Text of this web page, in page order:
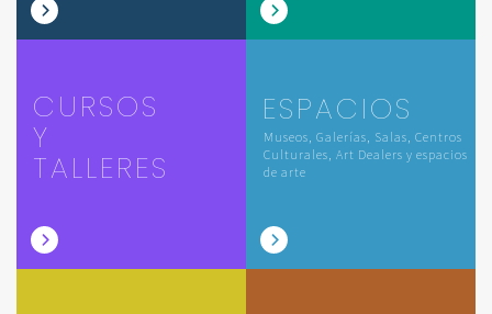
CURSOS
Y
TALLERES
ESPACIOS
Museos, Galerías, Salas, Centros
Culturales, Art Dealers y espacios
de arte